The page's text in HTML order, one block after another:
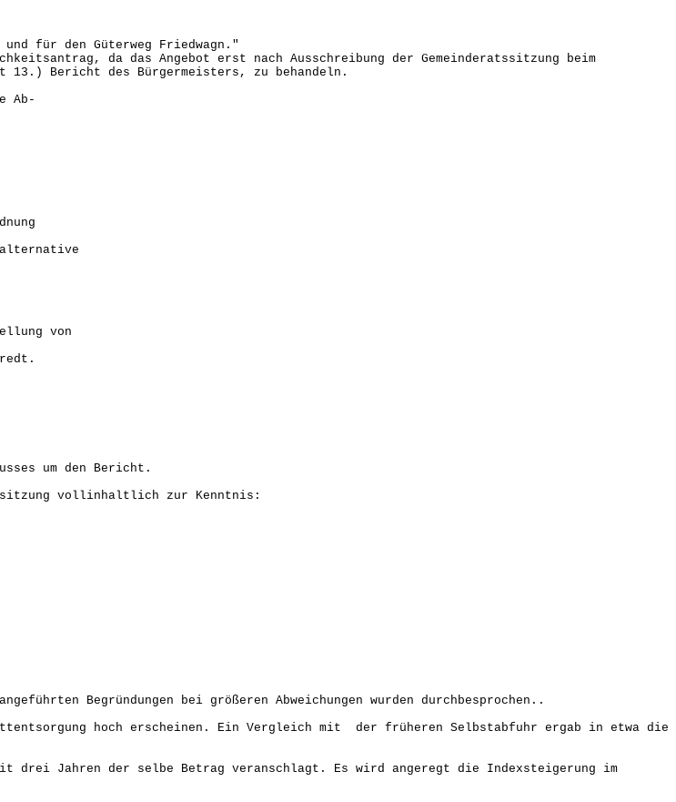
für den Güterweg Friedwagn."
da das Angebot erst nach Ausschreibung der Gemeinderatssitzung beim
13.) Bericht des Bürgermeisters, zu behandeln.
Ab-
von
um den Bericht.
vollinhaltlich zur Kenntnis:
Begründungen bei größeren Abweichungen wurden durchbesprochen..
hoch erscheinen. Ein Vergleich mit der früheren Selbstabfuhr ergab in etwa die
Jahren der selbe Betrag veranschlagt. Es wird angeregt die Indexsteigerung im